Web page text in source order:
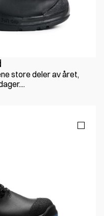
store deler av året,